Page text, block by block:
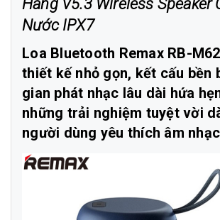
Hãng V5.3 Wireless Speaker
Nước IPX7
Loa Bluetooth Remax RB-
thiết kế nhỏ gọn, kết cấu bền
gian phát nhạc lâu dài hứa
những trải nghiệm tuyệt vời
người dùng yêu thích âm